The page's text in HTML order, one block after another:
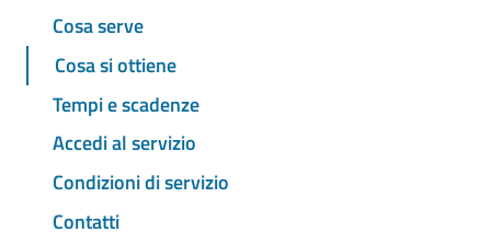
Cosa serve
Cosa si ottiene
Tempi e scadenze
Accedi al servizio
Condizioni di servizio
Contatti